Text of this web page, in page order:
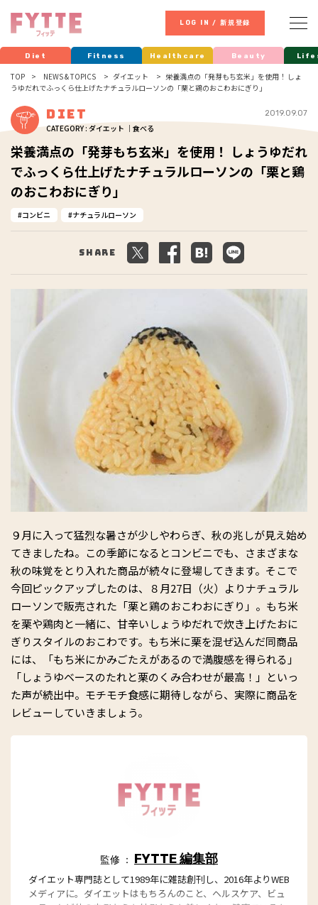
LOG IN / 新規登録
Diet Fitness Healthcare Beauty
TOP NEWS & TOPICS ダイエット
栄養満点の「発芽もち玄米」を使用！ しょ
うゆだれでふっくら仕上げたナチュラルローソンの「栗と鶏のおこわおにぎり」
Diet
CATEGORY : ダイエット ｜食べる
2019.09.07
栄養満点の「発芽もち玄米」を使用！ しょうゆだれ
でふっくら仕上げたナチュラルローソンの「栗と鶏
のおこわおにぎり」
コンビニ ナチュラルローソン
Share
９月に入って猛烈な暑さが少しやわらぎ、秋の兆しが見え始め
てきましたね。この季節になるとコンビニでも、さまざまな
秋の味覚をとり入れた商品が続々に登場してきます。そこで
今回ピックアップしたのは、８月27日（火）よりナチュラル
ローソンで販売された「栗と鶏のおこわおにぎり」。もち米
を栗や鶏肉と一緒に、甘辛いしょうゆだれで炊き上げたおに
ぎりスタイルのおこわです。もち米に栗を混ぜ込んだ同商品
には、「もち米にかみごたえがあるので満腹感を得られる」
「しょうゆベースのたれと栗のくみ合わせが最高！」といっ
た声が続出中。モチモチ食感に期待しながら、実際に商品を
レビューしていきましょう。
監修 ： FYTTE 編集部
ダイエット専門誌として1989年に雑誌創刊し、2016年よりWEB
メディアに。ダイエットはもちろんのこと、ヘルスケア、ビュ